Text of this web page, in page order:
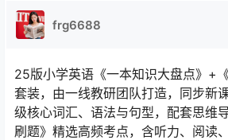
frg6688
25版小学英语《一本知识大盘点》+
套装，由一线教研团队打造，同步新
级核心词汇、语法与句型，配套思维
刷题》精选高频考点，含听力、阅读